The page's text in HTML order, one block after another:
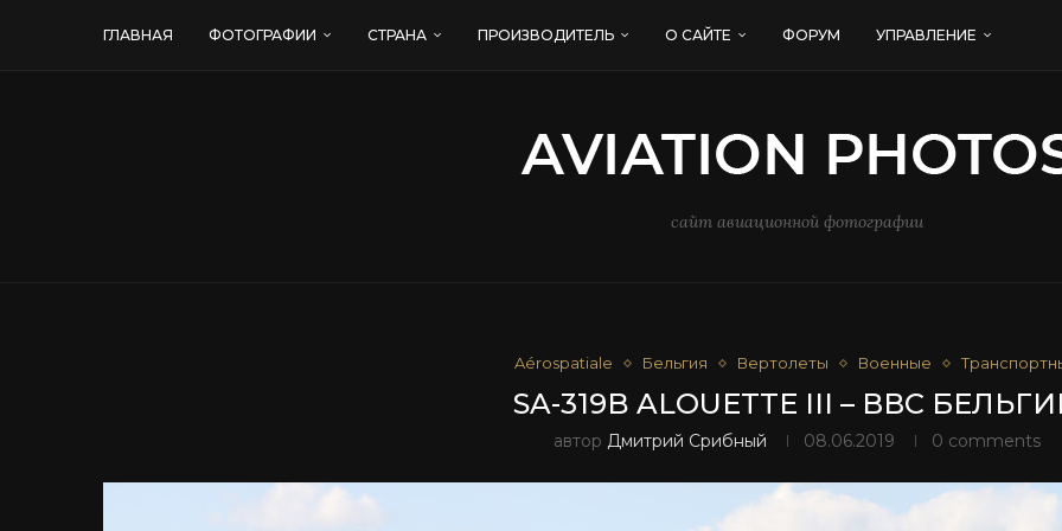
ГЛАВНАЯ ФОТОГРАФИИ СТРАНА ПРОИЗВОДИТЕЛЬ О САЙТЕ ФОРУМ УПРАВЛЕНИЕ
сайт авиационной фотографии
Aérospatiale Бельгия Вертолеты Военные
SA-319B ALOUETTE III – ВВС
автор Дмитрий Срибный 08.06.2019 0 comments